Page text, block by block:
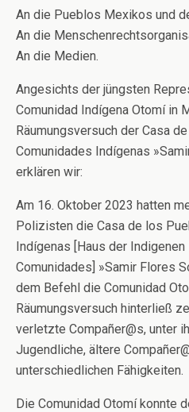
An die Pueblos Mexikos und
An die
An die Medien.
Angesichts der jüngsten
Comunidad Indígena Otomí in
Räumungsversuch der Casa
Comunidades Indígenas
erklären wir:
Am 16. Oktober 2023 hatten
Polizisten die Casa de los
Indígenas [Haus der
Comunidades] »Samir Flores
dem Befehl die Comunidad
Räumungsversuch hinterließ
verletzte Compañer@s, unter
Jugendliche, ältere
unterschiedlichen Fähigkeiten.
Die Comunidad Otomí konnte